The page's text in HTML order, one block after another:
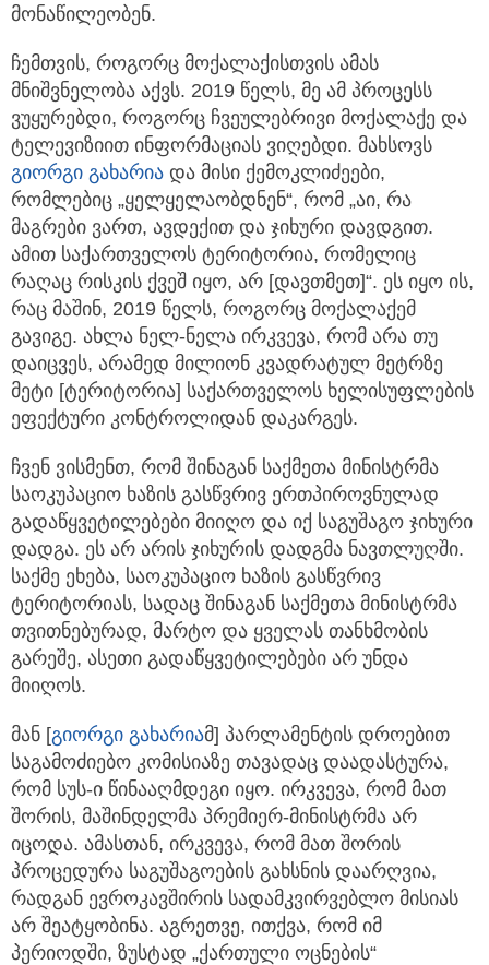
მონაწილეობენ.
ჩემთვის, როგორც მოქალაქისთვის ამას
მნიშვნელობა აქვს. 2019 წელს, მე ამ პროცესს
ვუყურებდი, როგორც ჩვეულებრივი მოქალაქე და
ტელევიზიით ინფორმაციას ვიღებდი. მახსოვს
გიორგი გახარია და მისი ქემოკლიძეები,
რომლებიც „ყელყელაობდნენ“, რომ „აი, რა
მაგრები ვართ, ავდექით და ჯიხური დავდგით.
ამით საქართველოს ტერიტორია, რომელიც
რაღაც რისკის ქვეშ იყო, არ [დავთმეთ]“. ეს იყო ის,
რაც მაშინ, 2019 წელს, როგორც მოქალაქემ
გავიგე. ახლა ნელ-ნელა ირკვევა, რომ არა თუ
დაიცვეს, არამედ მილიონ კვადრატულ მეტრზე
მეტი [ტერიტორია] საქართველოს ხელისუფლების
ეფექტური კონტროლიდან დაკარგეს.
ჩვენ ვისმენთ, რომ შინაგან საქმეთა მინისტრმა
საოკუპაციო ხაზის გასწვრივ ერთპიროვნულად
გადაწყვეტილებები მიიღო და იქ საგუშაგო ჯიხური
დადგა. ეს არ არის ჯიხურის დადგმა ნავთლუღში.
საქმე ეხება, საოკუპაციო ხაზის გასწვრივ
ტერიტორიას, სადაც შინაგან საქმეთა მინისტრმა
თვითნებურად, მარტო და ყველას თანხმობის
გარეშე, ასეთი გადაწყვეტილებები არ უნდა
მიიღოს.
მან [გიორგი გახარიამ] პარლამენტის დროებით
საგამოძიებო კომისიაზე თავადაც დაადასტურა,
რომ სუს-ი წინააღმდეგი იყო. ირკვევა, რომ მათ
შორის, მაშინდელმა პრემიერ-მინისტრმა არ
იცოდა. ამასთან, ირკვევა, რომ მათ შორის
პროცედურა საგუშაგოების გახსნის დაარღვია,
რადგან ევროკავშირის სადამკვირვებლო მისიას
არ შეატყობინა. აგრეთვე, ითქვა, რომ იმ
პერიოდში, ზუსტად „ქართული ოცნების“